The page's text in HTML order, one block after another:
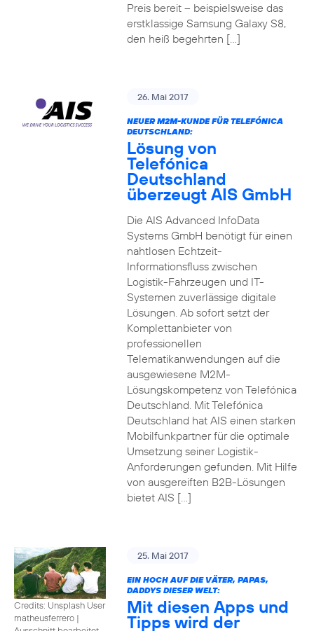
Preis bereit – beispielsweise das
erstklassige Samsung Galaxy S8,
den heiß begehrten […]
26. Mai 2017
NEUER M2M-KUNDE FÜR TELEFÓNICA
DEUTSCHLAND:
Lösung von
Telefónica
Deutschland
überzeugt AIS GmbH
Die AIS Advanced InfoData
Systems GmbH benötigt für einen
nahtlosen Echtzeit-
Informationsfluss zwischen
Logistik-Fahrzeugen und IT-
Systemen zuverlässige digitale
Lösungen. Ab sofort setzt der
Komplettanbieter von
professionellen
Telematikanwendungen auf die
ausgewiesene M2M-
Lösungskompetenz von Telefónica
Deutschland. Mit Telefónica
Deutschland hat AIS einen starken
Mobilfunkpartner für die optimale
Umsetzung seiner Logistik-
Anforderungen gefunden. Mit Hilfe
von ausgereiften B2B-Lösungen
bietet AIS […]
Credits: Unsplash User
matheusferrero |
25. Mai 2017
EIN HOCH AUF DIE VÄTER, PAPAS,
DADDYS DIESER WELT:
Mit diesen Apps und
Tipps wird der